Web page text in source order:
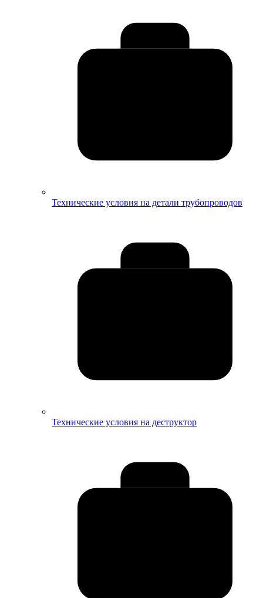
Технические условия на детали трубопроводов
Технические условия на деструктор